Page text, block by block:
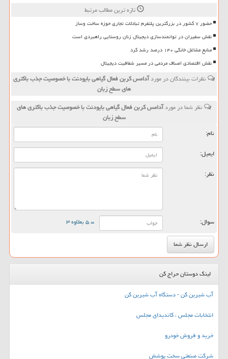
تازه ترین مطالب مرتبط
حضور ۷ کشور در بزرگترین پلتفرم تبادلات تجاری حوزه ساخت وساز
نقش سفیران در توانمندسازی دیجیتال زنان روستایی راهبردی است
منابع مشاغل خانگی ۱۴۰ درصد رشد کرد
نقش اقتصادی اصناف مردمی در مسیر شفافیت دیجیتال
نظرات بینندگان در موردآدامس كربن فعال گیاهی بایودنت با خصوصیت جذب باكتری‏
های سطح زبان
نظر شما در موردآدامس كربن فعال گیاهی بایودنت با خصوصیت جذب باكتری‏ های
سطح زبان
نام:
ایمیل:
نظر:
سوال: = ۵ بعلاوه ۳
لینک دوستان حراج کن
آب شیرین کن - دستگاه آب شیرین کن
انتخابات مجلس ، کاندیدای مجلس
خرید و فروش خودرو
شرکت صنعتی سخت پوشش